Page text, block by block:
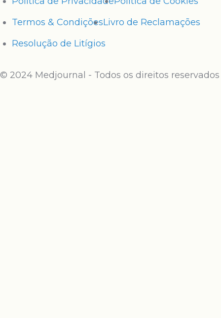
Termos & CondiçõesLivro de Reclamações
Resolução de Litígios
© 2024 Medjournal - Todos os direitos reservados